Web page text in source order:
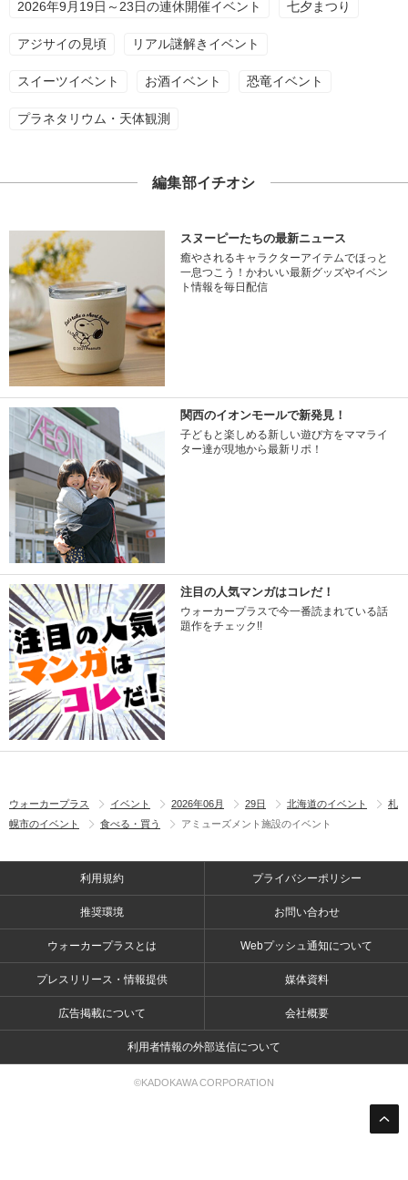
2026年9月19日～23日の連休開催イベント 七夕まつり
アジサイの見頃 リアル謎解きイベント
スイーツイベント お酒イベント 恐竜イベント
プラネタリウム・天体観測
編集部イチオシ
スヌーピーたちの最新ニュース
癒やされるキャラクターアイテムでほっと
一息つこう！かわいい最新グッズやイベン
ト情報を毎日配信
関西のイオンモールで新発見！
子どもと楽しめる新しい遊び方をママライ
ター達が現地から最新リポ！
注目の人気マンガはコレだ！
ウォーカープラスで今一番読まれている話
題作をチェック!!
ウォーカープラス イベント 2026年06月 29日 北海道のイベント
札
幌市のイベント
食べる・買う アミューズメント施設のイベント
利用規約 プライバシーポリシー
推奨環境 お問い合わせ
ウォーカープラスとは Webプッシュ通知について
プレスリリース・情報提供 媒体資料
広告掲載について 会社概要
利用者情報の外部送信について
©KADOKAWA CORPORATION